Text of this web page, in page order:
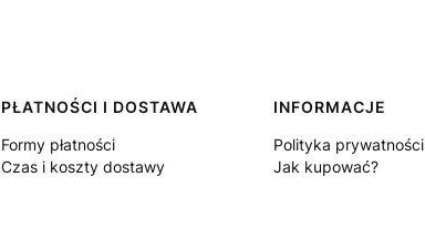
PŁATNOŚCI I DOSTAWA
Formy płatności
Czas i koszty dostawy
INFORMACJE
Polityka prywatności
Jak kupować?